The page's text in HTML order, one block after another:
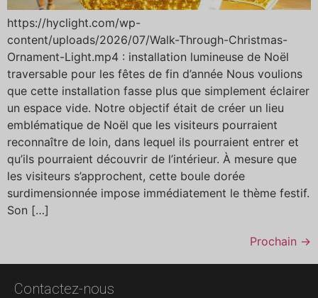
https://hyclight.com/wp-
content/uploads/2026/07/Walk-Through-Christmas-
Ornament-Light.mp4 : installation lumineuse de Noël
traversable pour les fêtes de fin d’année Nous voulions
que cette installation fasse plus que simplement éclairer
un espace vide. Notre objectif était de créer un lieu
emblématique de Noël que les visiteurs pourraient
reconnaître de loin, dans lequel ils pourraient entrer et
qu’ils pourraient découvrir de l’intérieur. À mesure que
les visiteurs s’approchent, cette boule dorée
surdimensionnée impose immédiatement le thème festif.
Son […]
Prochain →
Contactez-nous